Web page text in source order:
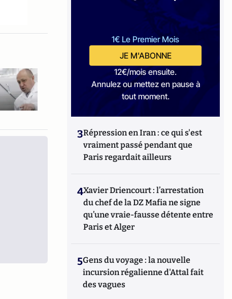
1€ Le Premier Mois
JE M'ABONNE
12€/mois ensuite.
Annulez ou mettez en pause à
tout moment.
3Répression en Iran : ce qui s'est
vraiment passé pendant que
Paris regardait ailleurs
4Xavier Driencourt : l’arrestation
du chef de la DZ Mafia ne signe
qu’une vraie-fausse détente entre
Paris et Alger
5Gens du voyage : la nouvelle
incursion régalienne d'Attal fait
des vagues